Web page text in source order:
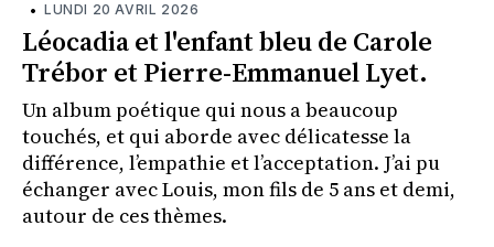
• LUNDI 20 AVRIL 2026
Léocadia et l'enfant bleu de Carole
Trébor et Pierre-Emmanuel Lyet.
Un album poétique qui nous a beaucoup
touchés, et qui aborde avec délicatesse la
différence, l’empathie et l’acceptation. J’ai pu
échanger avec Louis, mon fils de 5 ans et demi,
autour de ces thèmes.